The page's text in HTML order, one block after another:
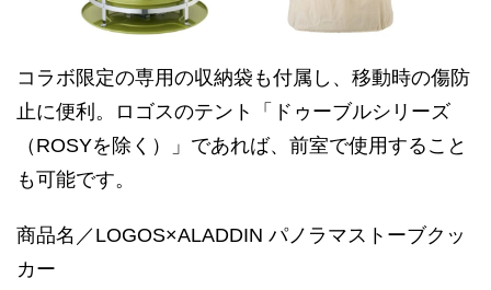
コラボ限定の専用の収納袋も付属し、移動時の傷防
止に便利。ロゴスのテント「ドゥーブルシリーズ
（ROSYを除く）」であれば、前室で使用すること
も可能です。
商品名／LOGOS×ALADDIN パノラマストーブクッ
カー